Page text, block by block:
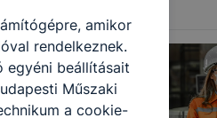
amikor
rendelkeznek.
beállításait
Műszaki
a cookie-